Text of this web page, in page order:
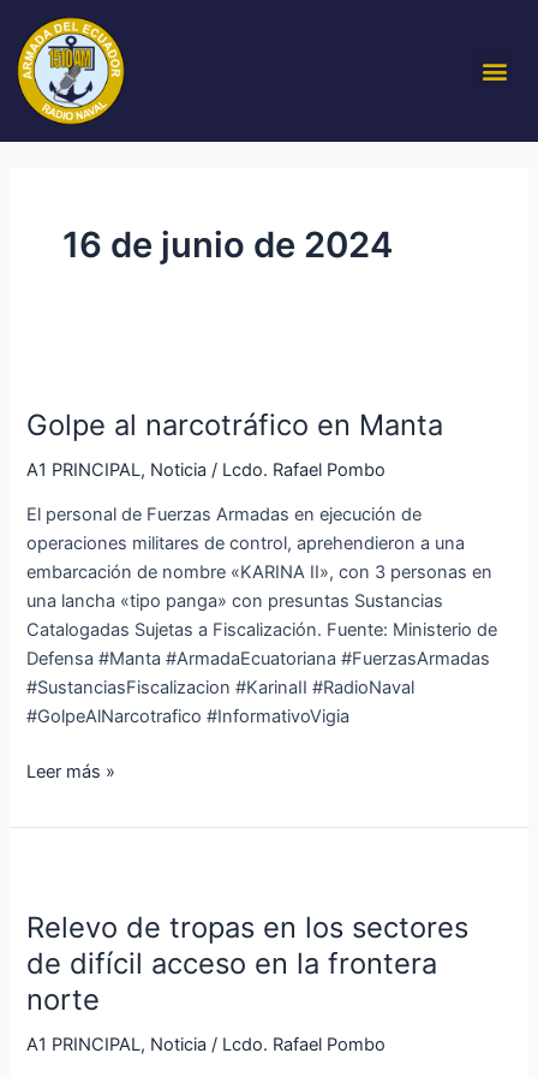
contenido
16 de junio de 2024
Golpe al narcotráfico en Manta
A1 PRINCIPAL, Noticia / Lcdo. Rafael Pombo
El personal de Fuerzas Armadas en ejecución de
operaciones militares de control, aprehendieron a una
embarcación de nombre «KARINA II», con 3 personas en
una lancha «tipo panga» con presuntas Sustancias
Catalogadas Sujetas a Fiscalización. Fuente: Ministerio de
Defensa #Manta #ArmadaEcuatoriana #FuerzasArmadas
#SustanciasFiscalizacion #KarinaII #RadioNaval
#GolpeAlNarcotrafico #InformativoVigia
narcotráfico
Manta
Leer más »
Relevo de tropas en los sectores
de difícil acceso en la frontera
norte
A1 PRINCIPAL, Noticia / Lcdo. Rafael Pombo
tropas
en
sectores
de